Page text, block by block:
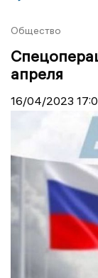
Общество
апреля
16/04/2023